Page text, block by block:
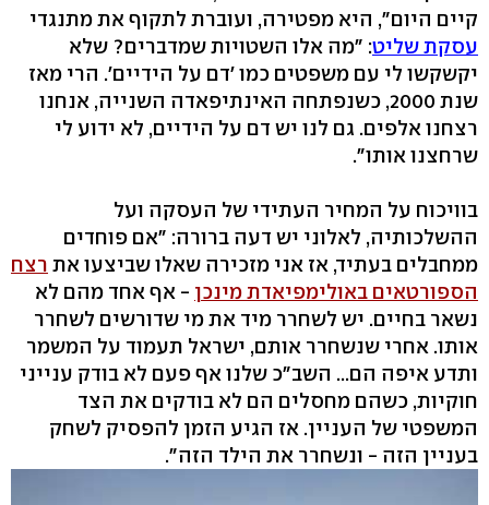
קיים היום", היא מפטירה, ועוברת לתקוף את מתנגדי
עסקת שליט: "מה אלו השטויות שמדברים? שלא
יקשקשו לי עם משפטים כמו 'דם על הידיים'. הרי מאז
שנת 2000, כשנפתחה האינתיפאדה השנייה, אנחנו
רצחנו אלפים. גם לנו יש דם על הידיים, לא ידוע לי
שרחצנו אותו".
בוויכוח על המחיר העתידי של העסקה ועל
ההשלכותיה, לאלוני יש דעה ברורה: "אם פוחדים
ממחבלים בעתיד, אז אני מזכירה שאלו שביצעו את רצח
הספורטאים באולימפיאדת מינכן - אף אחד מהם לא
נשאר בחיים. יש לשחרר מיד את מי שדורשים לשחרר
אותו. אחרי שנשחרר אותם, ישראל תעמוד על המשמר
ותדע איפה הם... השב"כ שלנו אף פעם לא בודק ענייני
חוקיות, כשהם מחסלים הם לא בודקים את הצד
המשפטי של העניין. אז הגיע הזמן להפסיק לשחק
בעניין הזה - ונשחרר את הילד הזה".